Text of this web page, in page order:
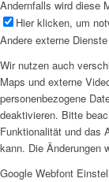
Andernfalls wird diese
Hier klicken, um
Andere externe Dienste
Wir nutzen auch
Maps und externe
personenbezogene
deaktivieren. Bitte
Funktionalität und das
kann. Die Änderungen
Google Webfont